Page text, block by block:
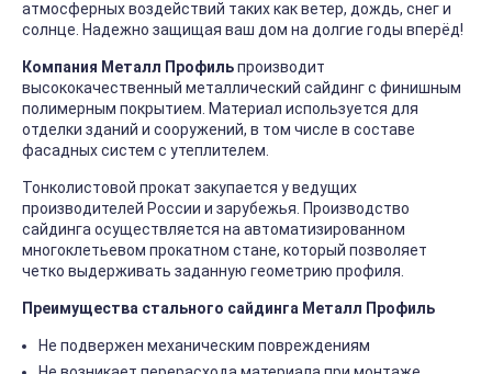
атмосферных воздействий таких как ветер, дождь, снег и
солнце. Надежно защищая ваш дом на долгие годы вперёд!
Компания Металл Профильпроизводит
высококачественный металлический сайдинг с финишным
полимерным покрытием. Материал используется для
отделки зданий и сооружений, в том числе в составе
фасадных систем с утеплителем.
Тонколистовой прокат закупается у ведущих
производителей России и зарубежья. Производство
сайдинга осуществляется на автоматизированном
многоклетьевом прокатном стане, который позволяет
четко выдерживать заданную геометрию профиля.
Преимущества стального сайдинга Металл Профиль
Не подвержен механическим повреждениям